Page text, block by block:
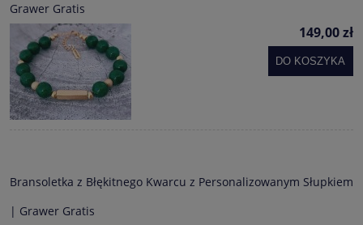
Grawer Gratis
149,00 zł
DO KOSZYKA
Bransoletka z Błękitnego Kwarcu z Personalizowanym Słupkiem
| Grawer Gratis